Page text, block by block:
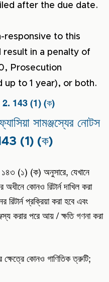
after the due date.
responsive to this
result in a penalty of
Prosecution
up to 1 year), or both.
2. 143 (1) (ক)
সামঞ্জস্যের নোটস
(1) (ক)
(১) (ক) অনুসারে, যেখানে
কোনও রিটার্ন দাখিল করা
রিটার্ন প্রক্রিয়া করা হবে এবং
করার পরে আয় / ক্ষতি গণনা করা
ক্ষেত্রে কোনও গাণিতিক ত্রুটি;